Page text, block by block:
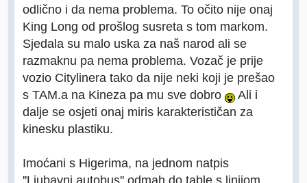
odlično i da nema problema. To očito nije onaj
King Long od prošlog susreta s tom markom.
Sjedala su malo uska za naš narod ali se
razmaknu pa nema problema. Vozač je prije
vozio Citylinera tako da nije neki koji je prešao
s TAM.a na Kineza pa mu sve dobro
Ali i
dalje se osjeti onaj miris karakterističan za
kinesku plastiku.
Imoćani s Higerima, na jednom natpis
''Ljubavni autobus'',odmah do table s linijom,